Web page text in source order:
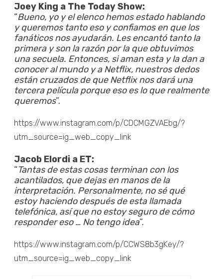
Joey King a The Today Show:
“Bueno, yo y el elenco hemos estado hablando
y queremos tanto eso y confiamos en que los
fanáticos nos ayudarán. Les encantó tanto la
primera y son la razón por la que obtuvimos
una secuela. Entonces, si aman esta y la dan a
conocer al mundo y a Netflix, nuestros dedos
están cruzados de que Netflix nos dará una
tercera película porque eso es lo que realmente
queremos”.
https://www.instagram.com/p/CDCMGZVAEbg/?
utm_source=ig_web_copy_link
Jacob Elordi a ET:
“Tantas de estas cosas terminan con los
acantilados, que dejas en manos de la
interpretación. Personalmente, no sé qué
estoy haciendo después de esta llamada
telefónica, así que no estoy seguro de cómo
responder eso … No tengo idea”.
https://www.instagram.com/p/CCWS8b3gKey/?
utm_source=ig_web_copy_link